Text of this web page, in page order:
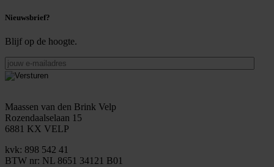
Nieuwsbrief?
Blijf op de hoogte.
jouw
e-
mailadres
Maassen van den Brink Velp
Rozendaalselaan 15
6881 KX VELP
kvk: 898 542 41
BTW nr: NL 8651 34121 B01